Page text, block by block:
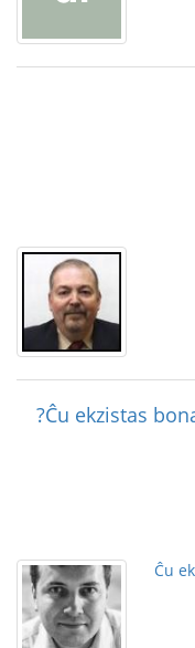
Ĉu ekzistas
Ĉu